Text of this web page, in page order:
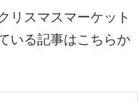
リスマスマーケット
いる記事はこちらか